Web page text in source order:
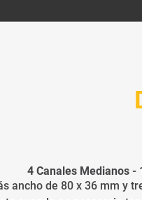
4 Canales Medianos -
ancho de 80 x 36 mm y